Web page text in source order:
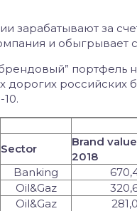
зарабатывают за
и обыгрывает
российских
Sector
Brand
2018
Banking
Oil&Gaz
Oil&Gaz